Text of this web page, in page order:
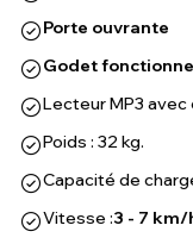
Porte ouvrante
Godet
Lecteur MP3 avec
Poids : 32 kg.
Capacité de
Vitesse :3 - 7 km/